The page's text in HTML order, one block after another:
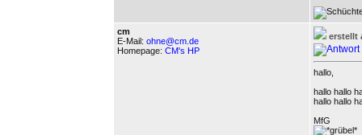
cm
E-Mail: ohne@cm.de
Homepage: CM's HP
erstellt
hallo,
hallo hallo
hallo hallo
MfG